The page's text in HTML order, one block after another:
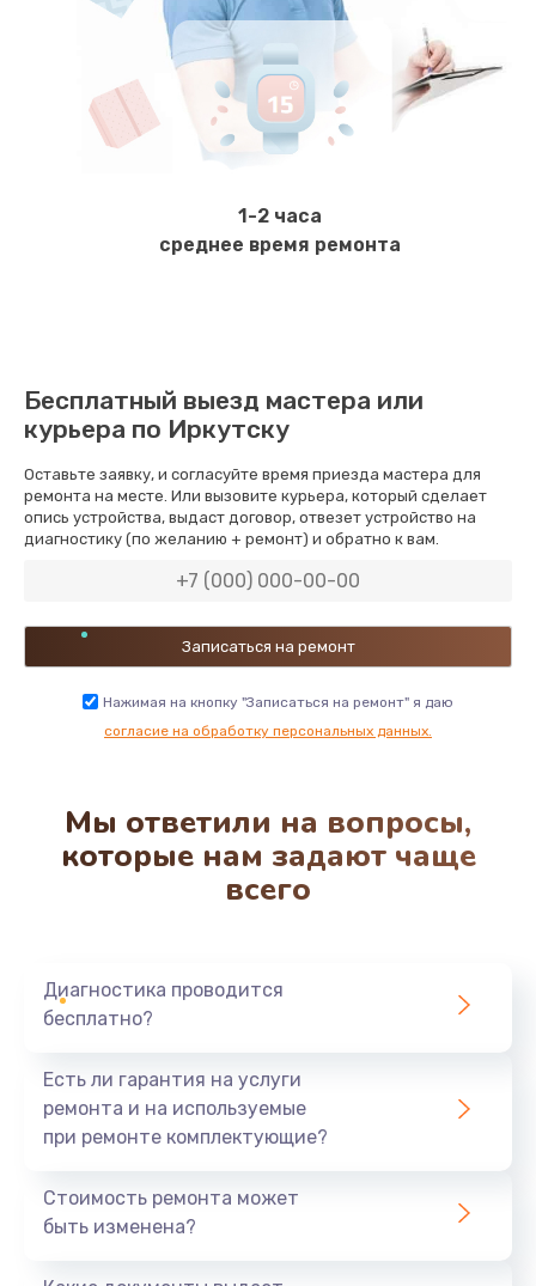
1-2 часа
среднее время ремонта
Бесплатный выезд мастера или
курьера по Иркутску
Оставьте заявку, и согласуйте время приезда мастера для
ремонта на месте. Или вызовите курьера, который сделает
опись устройства, выдаст договор, отвезет устройство на
диагностику (по желанию + ремонт) и обратно к вам.
Нажимая на кнопку "Записаться на ремонт" я даю
согласие на обработку персональных данных.
Мы ответили на вопросы,
которые нам задают чаще
всего
Диагностика проводится
бесплатно?
Есть ли гарантия на услуги
ремонта и на используемые
при ремонте комплектующие?
Стоимость ремонта может
быть изменена?